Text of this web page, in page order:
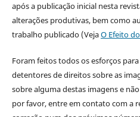
após a publicação inicial nesta
alterações produtivas, bem como
trabalho publicado (VejaO Efeito
Foram feitos todos os esforços
detentores de direitos sobre as
sobre alguma destas imagens e
por favor, entre em contato com a